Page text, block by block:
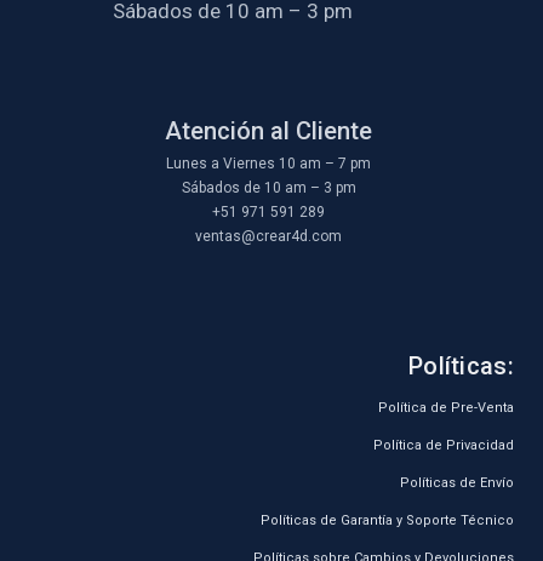
Sábados de 10 am – 3 pm
Atención al Cliente
Lunes a Viernes 10 am – 7 pm
Sábados de 10 am – 3 pm
+51 971 591 289
ventas@crear4d.com
Políticas:
Política de Pre-Venta
Política de Privacidad
Políticas de Envío
Políticas de Garantía y Soporte Técnico